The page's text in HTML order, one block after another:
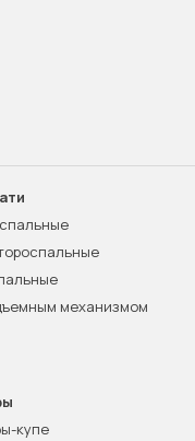
механизмом
купе